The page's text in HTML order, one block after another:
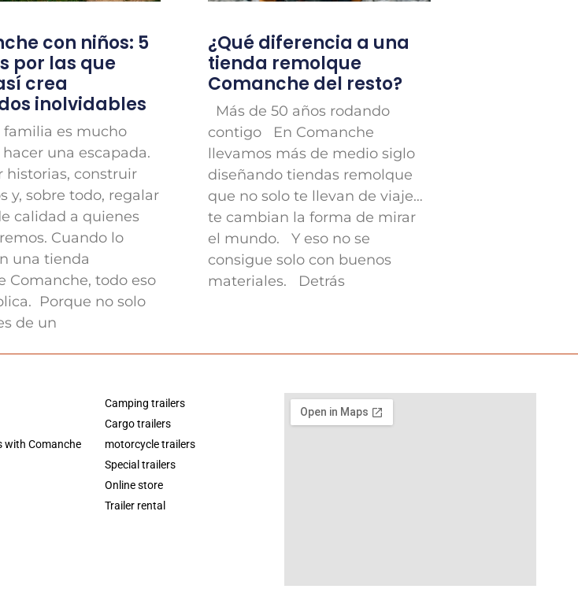
con niños: 5
por las que
crea
inolvidables
familia es mucho
una escapada.
historias, construir
y, sobre todo, regalar
calidad a quienes
Cuando lo
una tienda
Comanche, todo eso
Porque no solo
de un
¿Qué diferencia a una
tienda remolque
Comanche del resto?
Más de 50 años rodando
contigo En Comanche
llevamos más de medio siglo
diseñando tiendas remolque
que no solo te llevan de viaje…
te cambian la forma de mirar
el mundo. Y eso no se
consigue solo con buenos
materiales. Detrás
with Comanche
Camping trailers
Cargo trailers
motorcycle trailers
Special trailers
Online store
Trailer rental